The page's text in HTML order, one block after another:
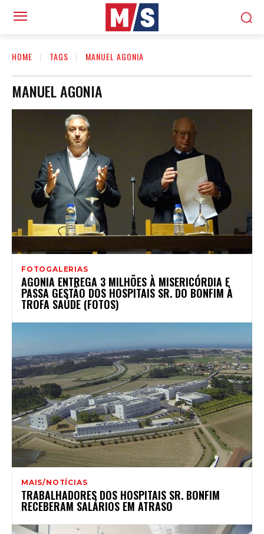
HOME TAGS MANUEL AGONIA
MANUEL AGONIA
FOTOGALERIAS
AGONIA ENTREGA 3 MILHÕES À MISERICÓRDIA E
PASSA GESTÃO DOS HOSPITAIS SR. DO BONFIM À
TROFA SAÚDE (FOTOS)
MAIS/NOTÍCIAS
TRABALHADORES DOS HOSPITAIS SR. BONFIM
RECEBERAM SALÁRIOS EM ATRASO